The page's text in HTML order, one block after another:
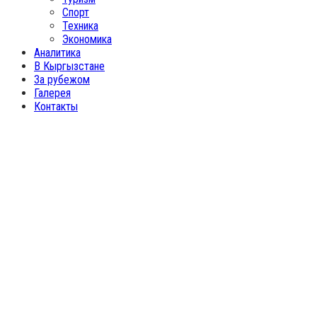
Спорт
Техника
Экономика
Аналитика
В Кыргызстане
За рубежом
Галерея
Контакты